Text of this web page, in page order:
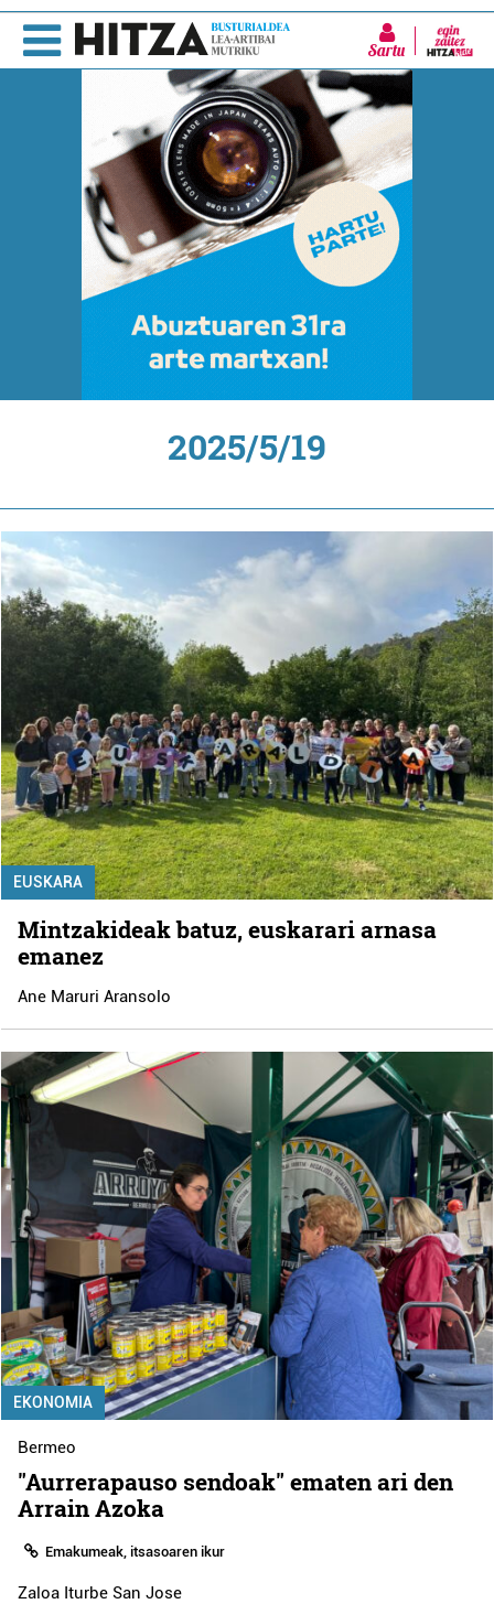
Sartu
2025/5/19
EUSKARA
Mintzakideak batuz, euskarari arnasa
emanez
Ane Maruri Aransolo
EKONOMIA
Bermeo
"Aurrerapauso sendoak" ematen ari den
Arrain Azoka
Emakumeak, itsasoaren ikur
Zaloa Iturbe San Jose